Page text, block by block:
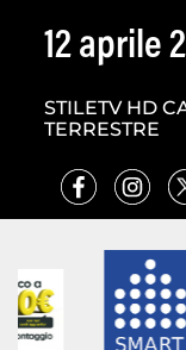
12 aprile
STILETV HD
TERRESTRE